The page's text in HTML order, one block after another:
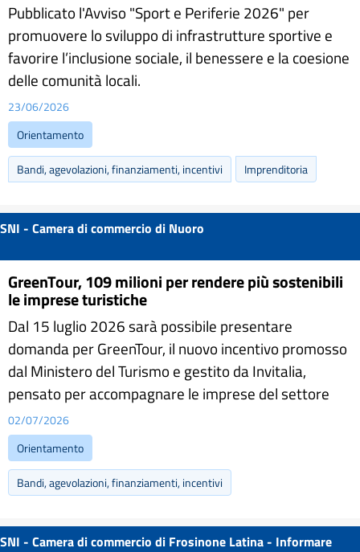
Pubblicato l'Avviso "Sport e Periferie 2026" per
promuovere lo sviluppo di infrastrutture sportive e
favorire l’inclusione sociale, il benessere e la coesione
delle comunità locali.
23/06/2026
Orientamento
Bandi, agevolazioni, finanziamenti, incentivi Imprenditoria
SNI - Camera di commercio di Nuoro
GreenTour, 109 milioni per rendere più sostenibili
le imprese turistiche
Dal 15 luglio 2026 sarà possibile presentare
domanda per GreenTour, il nuovo incentivo promosso
dal Ministero del Turismo e gestito da Invitalia,
pensato per accompagnare le imprese del settore
02/07/2026
Orientamento
Bandi, agevolazioni, finanziamenti, incentivi
SNI - Camera di commercio di Frosinone Latina - Informare